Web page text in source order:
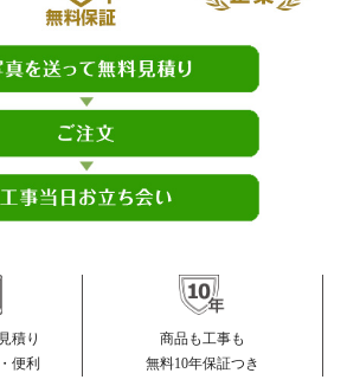
積り
便利
商品も工事も
無料10年保証つき